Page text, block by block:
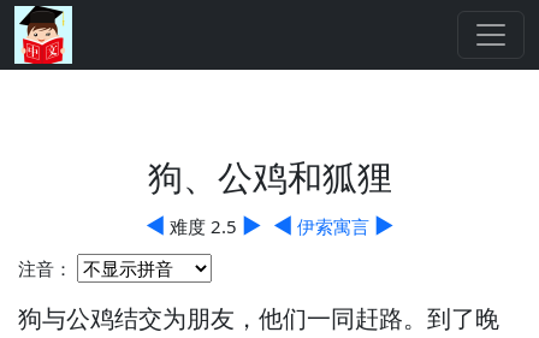
狗、公鸡和狐狸
◀ 难度 2.5 ▶ ◀ 伊索寓言 ▶
注音：
狗与公鸡结交为朋友， 他们一同赶路。 到了晚